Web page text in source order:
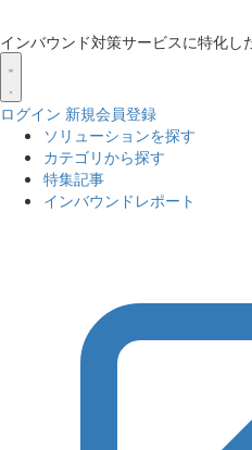
インバウンド対策サービスに特化し
ログイン 新規会員登録
ソリューションを探す
カテゴリから探す
特集記事
インバウンドレポート